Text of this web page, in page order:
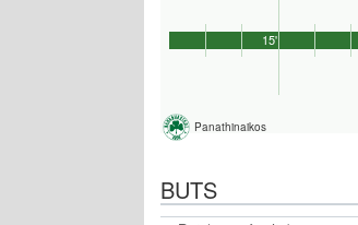
Panathinaikos
15'
BUTS